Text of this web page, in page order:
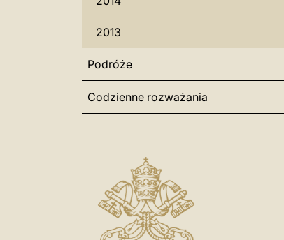
2013
Podróże
Codzienne rozważania